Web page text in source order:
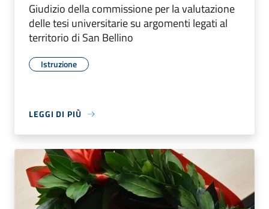
Giudizio della commissione per la valutazione
delle tesi universitarie su argomenti legati al
territorio di San Bellino
Istruzione
LEGGI DI PIÙ